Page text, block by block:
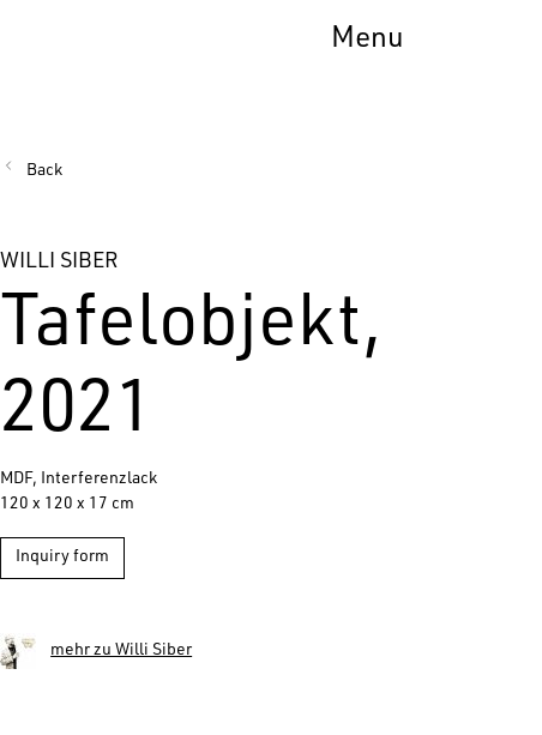
Menu
Back
WILLI SIBER
Tafelobjekt,
2021
MDF, Interferenzlack
120 x 120 x 17 cm
Inquiry form
mehr zu Willi Siber